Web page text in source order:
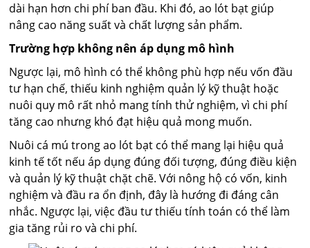
dài hạn hơn chi phí ban đầu. Khi đó, ao lót bạt giúp
nâng cao năng suất và chất lượng sản phẩm.
Trường hợp không nên áp dụng mô hình
Ngược lại, mô hình có thể không phù hợp nếu vốn đầu
tư hạn chế, thiếu kinh nghiệm quản lý kỹ thuật hoặc
nuôi quy mô rất nhỏ mang tính thử nghiệm, vì chi phí
tăng cao nhưng khó đạt hiệu quả mong muốn.
Nuôi cá mú trong ao lót bạt có thể mang lại hiệu quả
kinh tế tốt nếu áp dụng đúng đối tượng, đúng điều kiện
và quản lý kỹ thuật chặt chẽ. Với nông hộ có vốn, kinh
nghiệm và đầu ra ổn định, đây là hướng đi đáng cân
nhắc. Ngược lại, việc đầu tư thiếu tính toán có thể làm
gia tăng rủi ro và chi phí.